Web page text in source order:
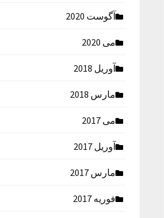
آگوست 2020
می 2020
آوریل 2018
مارس 2018
می 2017
آوریل 2017
مارس 2017
فوریه 2017